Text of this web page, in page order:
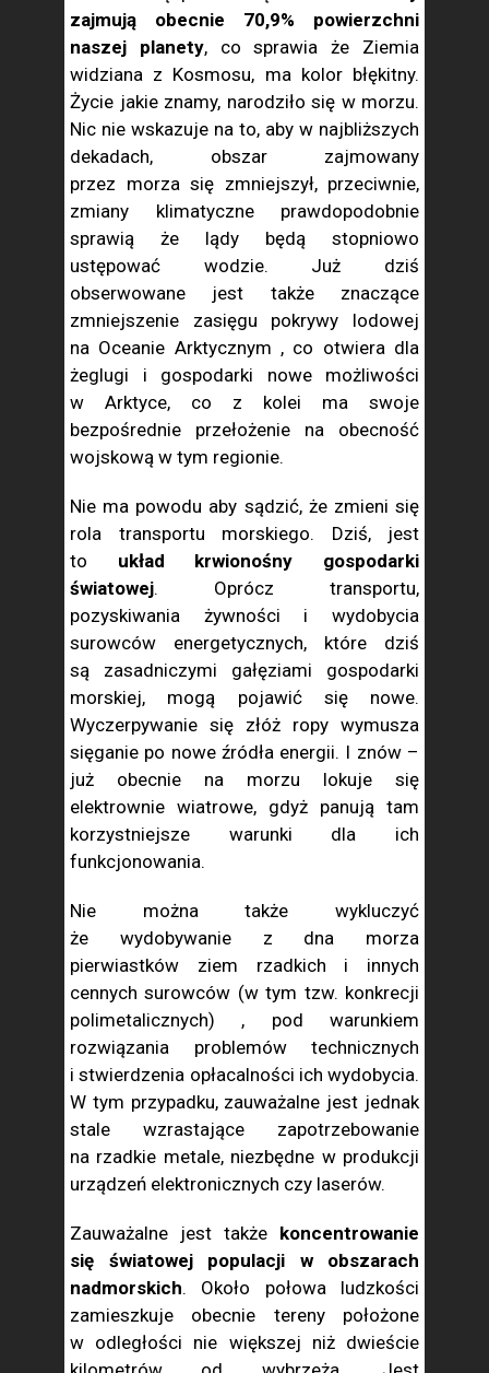
zajmują obecnie 70,9% powierzchni
naszej planety, co sprawia że Ziemia
widziana z Kosmosu, ma kolor błękitny.
Życie jakie znamy, narodziło się w morzu.
Nic nie wskazuje na to, aby w najbliższych
dekadach, obszar zajmowany
przez morza się zmniejszył, przeciwnie,
zmiany klimatyczne prawdopodobnie
sprawią że lądy będą stopniowo
ustępować wodzie. Już dziś
obserwowane jest także znaczące
zmniejszenie zasięgu pokrywy lodowej
na Oceanie Arktycznym , co otwiera dla
żeglugi i gospodarki nowe możliwości
w Arktyce, co z kolei ma swoje
bezpośrednie przełożenie na obecność
wojskową w tym regionie.
Nie ma powodu aby sądzić, że zmieni się
rola transportu morskiego. Dziś, jest
to układ krwionośny gospodarki
światowej. Oprócz transportu,
pozyskiwania żywności i wydobycia
surowców energetycznych, które dziś
są zasadniczymi gałęziami gospodarki
morskiej, mogą pojawić się nowe.
Wyczerpywanie się złóż ropy wymusza
sięganie po nowe źródła energii. I znów –
już obecnie na morzu lokuje się
elektrownie wiatrowe, gdyż panują tam
korzystniejsze warunki dla ich
funkcjonowania.
Nie można także wykluczyć
że wydobywanie z dna morza
pierwiastków ziem rzadkich i innych
cennych surowców (w tym tzw. konkrecji
polimetalicznych) , pod warunkiem
rozwiązania problemów technicznych
i stwierdzenia opłacalności ich wydobycia.
W tym przypadku, zauważalne jest jednak
stale wzrastające zapotrzebowanie
na rzadkie metale, niezbędne w produkcji
urządzeń elektronicznych czy laserów.
Zauważalne jest także koncentrowanie
się światowej populacji w obszarach
nadmorskich. Około połowa ludzkości
zamieszkuje obecnie tereny położone
w odległości nie większej niż dwieście